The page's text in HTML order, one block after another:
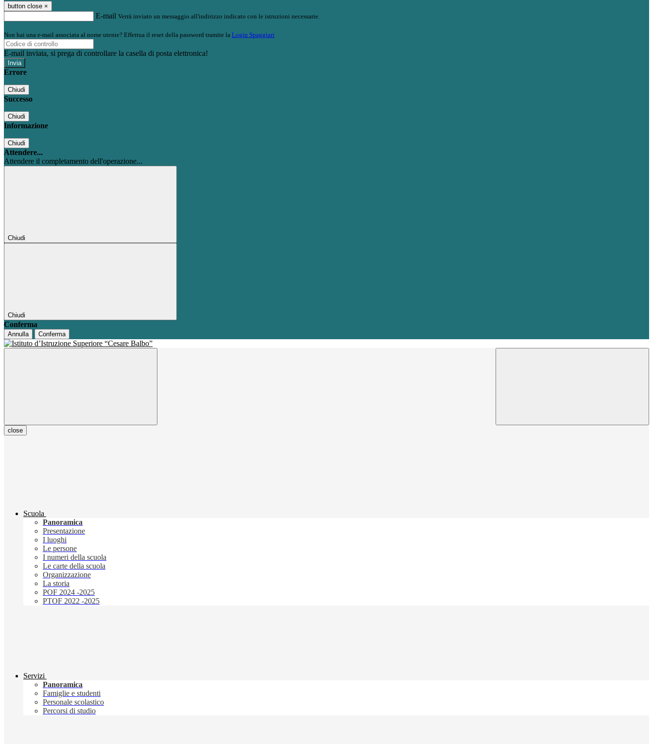
button close ×
E-mail Verrà inviato un messaggio all'indirizzo indicato con le istruzioni necessarie.
Non hai una e-mail associata al nome utente? Effettua il reset della password tramite la Login Spaggiari
E-mail inviata, si prega di controllare la casella di posta elettronica!
Errore
Chiudi
Successo
Chiudi
Informazione
Chiudi
Attendere...
Attendere il completamento dell'operazione...
Chiudi
Chiudi
Conferma
Annulla Conferma
close
Scuola
Panoramica
Presentazione
I luoghi
Le persone
I numeri della scuola
Le carte della scuola
Organizzazione
La storia
POF 2024 -2025
PTOF 2022 -2025
Servizi
Panoramica
Famiglie e studenti
Personale scolastico
Percorsi di studio